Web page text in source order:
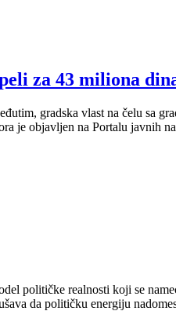
za 43 miliona
gradska vlast na čelu sa
je objavljen na Portalu javnih
političke realnosti koji se
da političku energiju